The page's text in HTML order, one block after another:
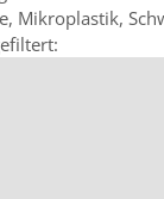
Mikroplastik,